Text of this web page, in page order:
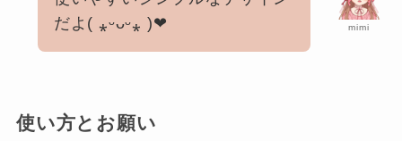
mimi
だよ( ⁎ᵕᴗᵕ⁎ )❤︎
使い方とお願い